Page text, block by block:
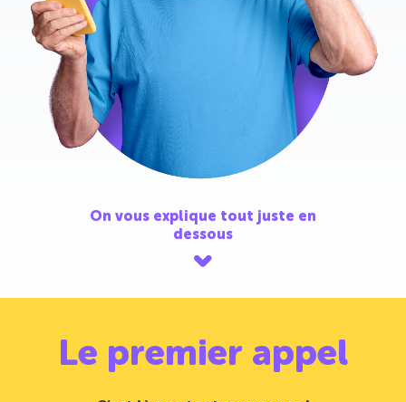
On vous explique tout juste en
dessous
Le premier appel